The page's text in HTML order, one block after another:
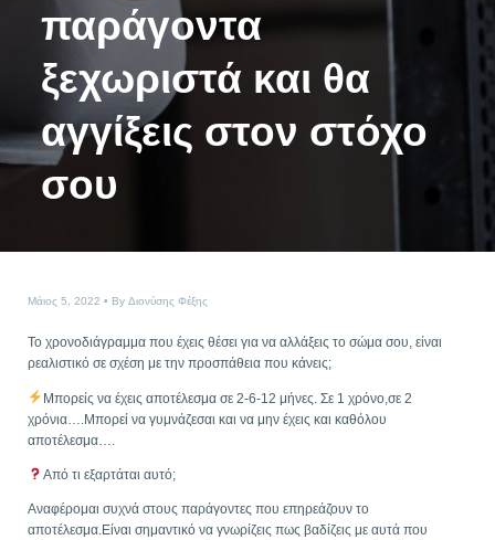
παράγοντα
ξεχωριστά και θα
αγγίξεις στον στόχο
σου
Μάιος 5, 2022 By Διονύσης Φέξης
Το χρονοδιάγραμμα που έχεις θέσει για να αλλάξεις το σώμα σου, είναι
ρεαλιστικό σε σχέση με την προσπάθεια που κάνεις;
Μπορείς να έχεις αποτέλεσμα σε 2-6-12 μήνες. Σε 1 χρόνο,σε 2
χρόνια….Μπορεί να γυμνάζεσαι και να μην έχεις και καθόλου
αποτέλεσμα….
Από τι εξαρτάται αυτό;
Αναφέρομαι συχνά στους παράγοντες που επηρεάζουν το
αποτέλεσμα.Είναι σημαντικό να γνωρίζεις πως βαδίζεις με αυτά που